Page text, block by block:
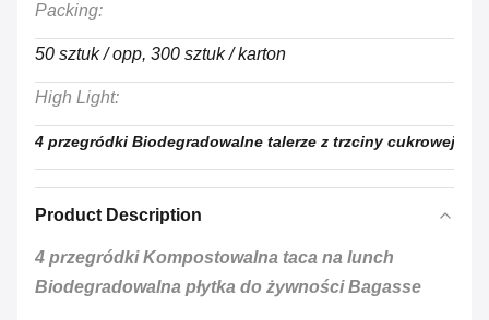
Packing:
50 sztuk / opp, 300 sztuk / karton
High Light:
4 przegródki Biodegradowalne talerze z trzciny cukrowej
Product Description
4 przegródki Kompostowalna taca na lunch
Biodegradowalna płytka do żywności Bagasse